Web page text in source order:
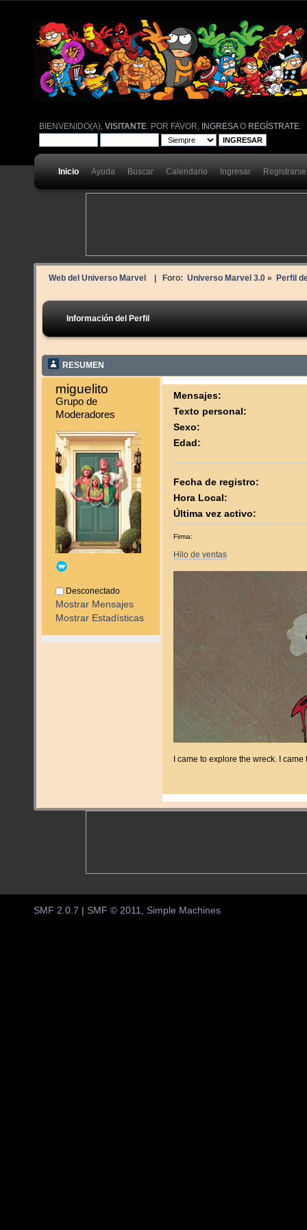
BIENVENIDO(A),VISITANTE . POR FAVOR, INGRESAO REGÍSTRATE
Inicio Ayuda Buscar Calendario Ingresar Registrarse
Web del Universo Marvel | Foro: Universo Marvel 3.0» Perfil
Información del Perfil
RESUMEN
miguelito
Grupo de
Moderadores
Desconectado
Mostrar Mensajes
Mostrar Estadísticas
Mensajes:
Texto personal:
Sexo:
Edad:
Fecha de registro:
Hora Local:
Última vez activo:
Firma:
Hilo de ventas
I came to explore the wreck. I
SMF 2.0.7 SMF © 2011, Simple Machines